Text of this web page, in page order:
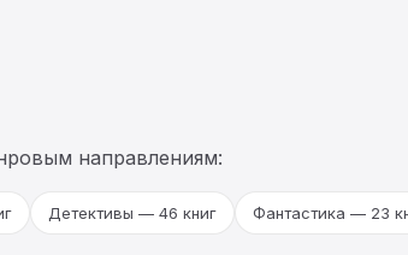
направлениям:
Детективы — 46 книг Фантастика — 23